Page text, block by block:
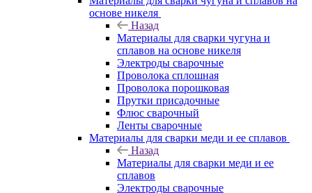
основе никеля
Назад
Материалы для сварки чугуна и
сплавов на основе никеля
Электроды сварочные
Проволока сплошная
Проволока порошковая
Прутки присадочные
Флюс сварочный
Ленты сварочные
Материалы для сварки меди и ее сплавов
Назад
Материалы для сварки меди и ее
сплавов
Электроды сварочные